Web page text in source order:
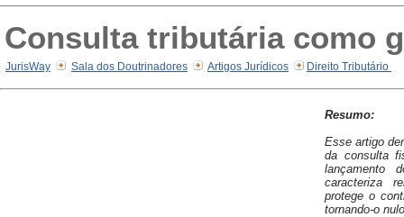
Consulta tributária como
JurisWay Sala dos Doutrinadores Artigos Jurídicos Direito Tributário
Resumo:
Esse artigo
da consulta
lançamento
caracteriza
protege o
tornando-o